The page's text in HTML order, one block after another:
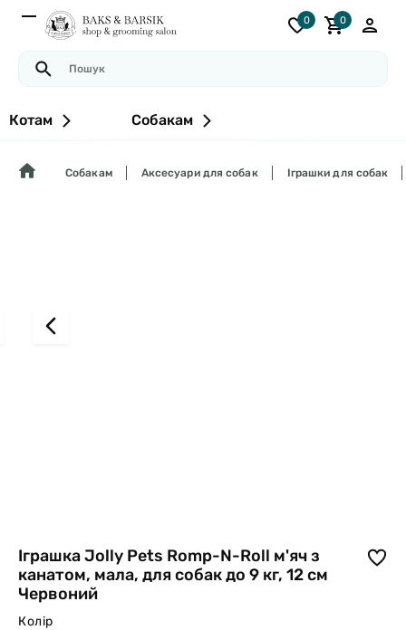
0 0
Котам Собакам
Собакам Аксесуари для собак Іграшки для собак
Іграшка Jolly Pets Romp-N-Roll м'яч з
канатом, мала, для собак до 9 кг, 12 см
Червоний
Колір